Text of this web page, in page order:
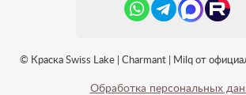
© Краска Swiss Lake | Charmant | Milq от
Обработка персональных